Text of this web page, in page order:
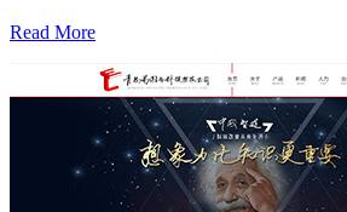
Read More